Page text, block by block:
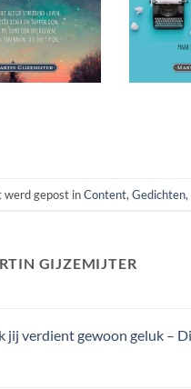
werd gepost inContent, Gedichten,
GIJZEMIJTER
jij verdient gewoon geluk –